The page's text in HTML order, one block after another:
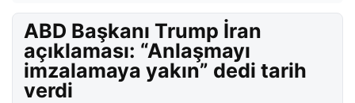
ABD Başkanı Trump İran
açıklaması: “Anlaşmayı
imzalamaya yakın” dedi tarih
verdi